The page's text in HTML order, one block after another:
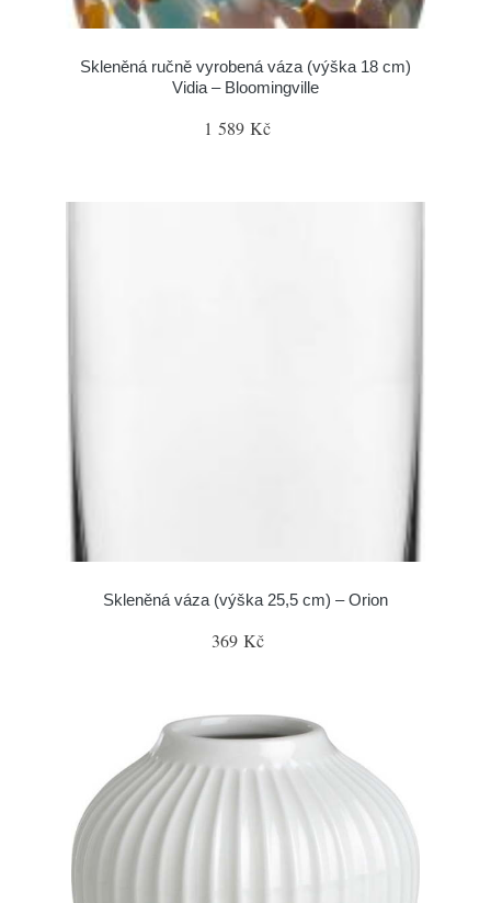
Skleněná ručně vyrobená váza (výška 18 cm)
Vidia – Bloomingville
1 589 Kč
Skleněná váza (výška 25,5 cm) – Orion
369 Kč